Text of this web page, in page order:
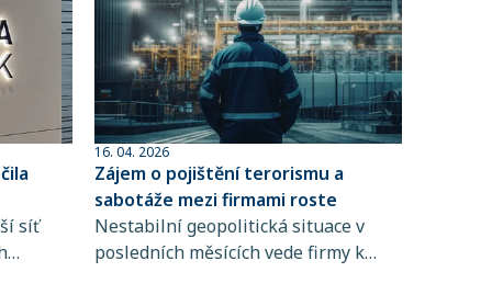
síť
16. 04. 2026
Zájem o pojištění terorismu a
sabotáže mezi firmami roste
Nestabilní geopolitická situace v
posledních měsících vede firmy k